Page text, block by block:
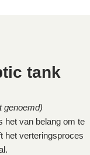
tank
genoemd)
het van belang om te
het verteringsproces